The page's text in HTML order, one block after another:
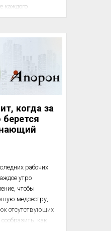
каждого
неприятный
на людей,
и затаенной
однажды на их
я.
матери, что
свадьба не
когда за
рабочих
утро
чтобы
медсестру,
отсутствующих
как